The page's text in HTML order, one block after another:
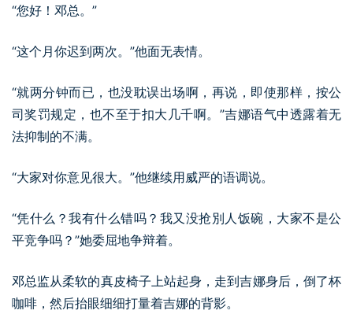
“您好！邓总。”
“这个月你迟到两次。”他面无表情。
“就两分钟而已，也没耽误出场啊，再说，即使那样，按公
司奖罚规定，也不至于扣大几千啊。”吉娜语气中透露着无
法抑制的不满。
“大家对你意见很大。”他继续用威严的语调说。
“凭什么？我有什么错吗？我又没抢別人饭碗，大家不是公
平竞争吗？”她委屈地争辩着。
邓总监从柔软的真皮椅子上站起身，走到吉娜身后，倒了杯
咖啡，然后抬眼细细打量着吉娜的背影。